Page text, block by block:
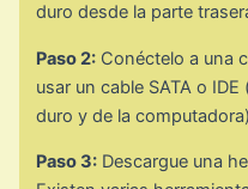
duro desde la parte
Paso 2: Conéctelo a una
usar un cable SATA o
duro y de la
Paso 3: Descargue una